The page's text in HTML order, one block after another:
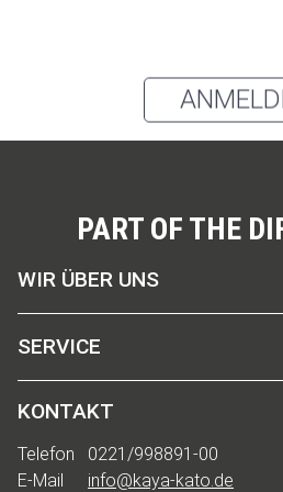
PART OF THE
WIR ÜBER UNS
SERVICE
KONTAKT
Telefon
0221/998891-00
E-Mail
info@kaya-kato.de